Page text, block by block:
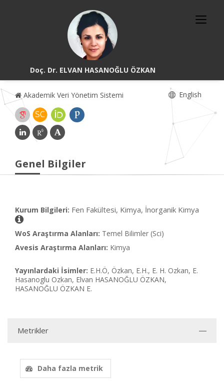
Doç. Dr. ELVAN HASANOĞLU ÖZKAN
Akademik Veri Yönetim Sistemi English
Genel Bilgiler
Kurum Bilgileri: Fen Fakültesi, Kimya, İnorganik Kimya
WoS Araştırma Alanları: Temel Bilimler (Sci)
Avesis Araştırma Alanları: Kimya
Yayınlardaki İsimler: E.H.Ö, Özkan, E.H., E. H. Ozkan, E.
Hasanoglu Ozkan, Elvan HASANOĞLU ÖZKAN,
HASANOĞLU ÖZKAN E.
Metrikler
Daha fazla metrik